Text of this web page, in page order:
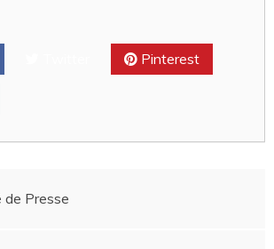
Pinterest
de Presse